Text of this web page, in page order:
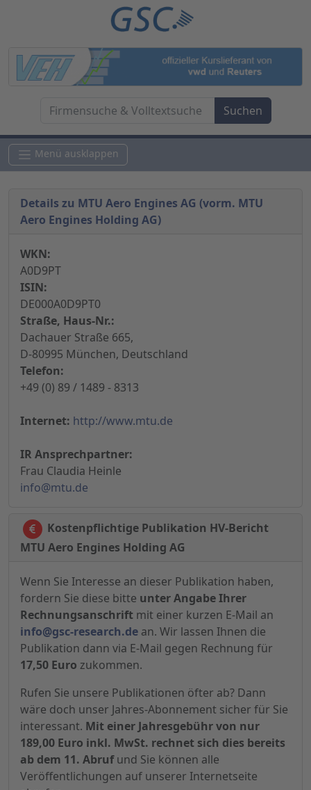
Menü ausklappen
Details zu MTU Aero Engines AG (vorm. MTU
Aero Engines Holding AG)
WKN:
A0D9PT
ISIN:
DE000A0D9PT0
Straße, Haus-Nr.:
Dachauer Straße 665,
D-80995 München, Deutschland
Telefon:
+49 (0) 89 / 1489 - 8313
Internet: http://www.mtu.de
IR Ansprechpartner:
Frau Claudia Heinle
info@mtu.de
Kostenpflichtige Publikation HV-Bericht
MTU Aero Engines Holding AG
Wenn Sie Interesse an dieser Publikation haben,
fordern Sie diese bitte unter Angabe Ihrer
Rechnungsanschrift mit einer kurzen E-Mail an
info@gsc-research.de an. Wir lassen Ihnen die
Publikation dann via E-Mail gegen Rechnung für
17,50 Euro zukommen.
Rufen Sie unsere Publikationen öfter ab? Dann
wäre doch unser Jahres-Abonnement sicher für Sie
interessant. Mit einer Jahresgebühr von nur
189,00 Euro inkl. MwSt. rechnet sich dies bereits
ab dem 11. Abrufund Sie können alle
Veröffentlichungen auf unserer Internetseite